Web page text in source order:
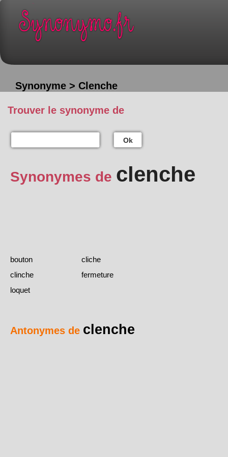
Synonyme > Clenche
Trouver le synonyme de
Ok
Synonymes de clenche
bouton
cliche
clinche
fermeture
loquet
Antonymes de clenche